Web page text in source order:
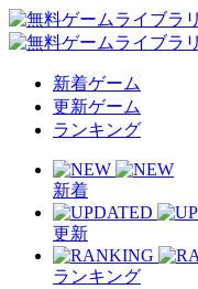
新着ゲーム
更新ゲーム
ランキング
新着
更新
ランキング